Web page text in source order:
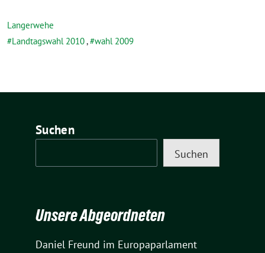
Langerwehe
Landtagswahl 2010, wahl 2009
Suchen
Suchen
Unsere Abgeordneten
Daniel Freund im Europaparlament